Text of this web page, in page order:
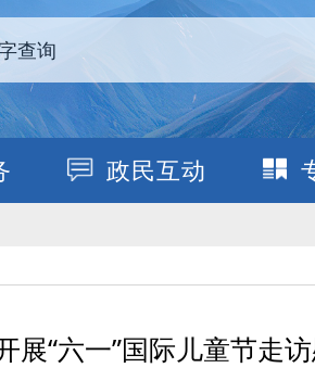
政民互动
展“六一”国际儿童节走